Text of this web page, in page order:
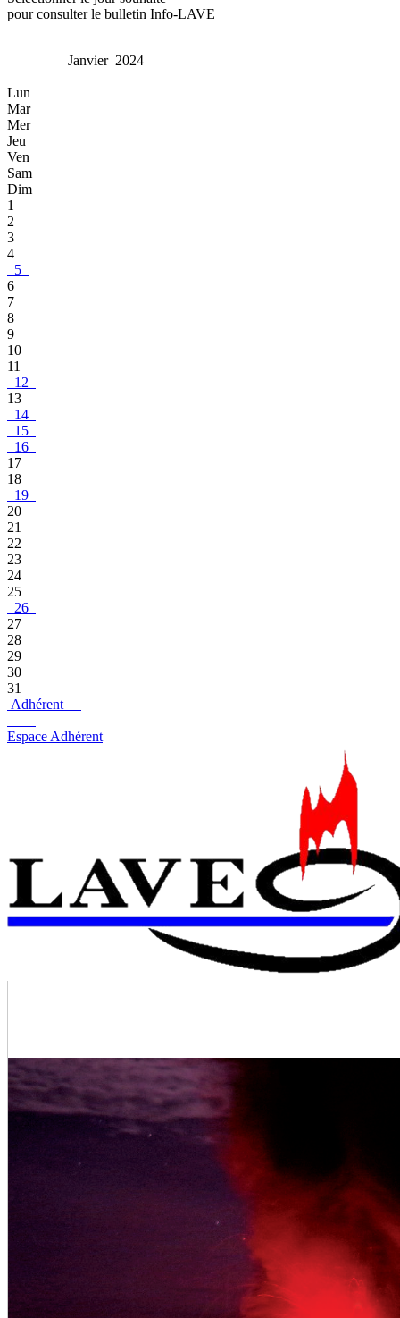
pour consulter le bulletin Info-LAVE
Janvier 2024
Lun
Mar
Mer
Jeu
Ven
Sam
Dim
1
2
3
4
5
6
7
8
9
10
11
12
13
14
15
16
17
18
19
20
21
22
23
24
25
26
27
28
29
30
31
Adhérent
Espace Adhérent